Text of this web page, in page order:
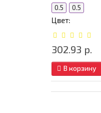
0.5 0.5
Цвет:
302.93 р.
В корзину